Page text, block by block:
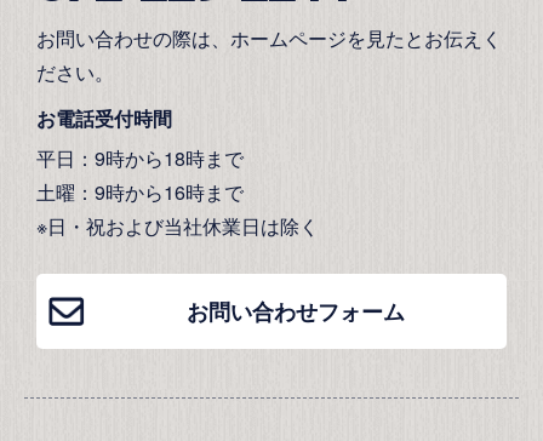
お問い合わせの際は、ホームページを見たとお伝えく
ださい。
お電話受付時間
平日：9時から18時まで
土曜：9時から16時まで
※日・祝および当社休業日は除く
お問い合わせフォーム